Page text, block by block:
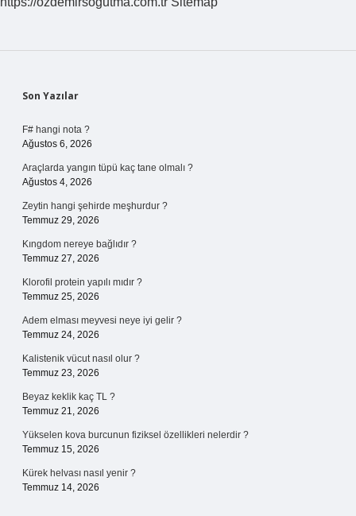
Sidebar
Son Yazılar
F# hangi nota ?
Ağustos 6, 2026
Araçlarda yangın tüpü kaç tane olmalı ?
Ağustos 4, 2026
Zeytin hangi şehirde meşhurdur ?
Temmuz 29, 2026
Kıngdom nereye bağlıdır ?
Temmuz 27, 2026
Klorofil protein yapılı mıdır ?
Temmuz 25, 2026
Adem elması meyvesi neye iyi gelir ?
Temmuz 24, 2026
Kalistenik vücut nasıl olur ?
Temmuz 23, 2026
Beyaz keklik kaç TL ?
Temmuz 21, 2026
Yükselen kova burcunun fiziksel özellikleri nelerdir ?
Temmuz 15, 2026
Kürek helvası nasıl yenir ?
Temmuz 14, 2026